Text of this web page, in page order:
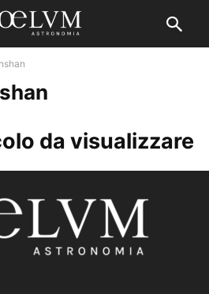
da visualizzare